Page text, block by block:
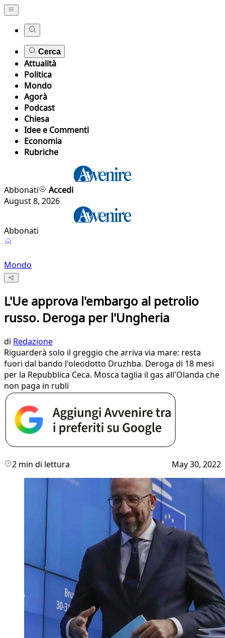
Cerca
Attualità
Politica
Mondo
Agorà
Podcast
Chiesa
Idee e Commenti
Economia
Rubriche
Abbonati
Accedi
August 8, 2026
Abbonati
Mondo
L'Ue approva l'embargo al petrolio
russo. Deroga per l'Ungheria
di Redazione
Riguarderà solo il greggio che arriva via mare: resta
fuori dal bando l'oleodotto Druzhba. Deroga di 18 mesi
per la Repubblica Ceca. Mosca taglia il gas all'Olanda che
non paga in rubli
2 min di lettura May 30, 2022